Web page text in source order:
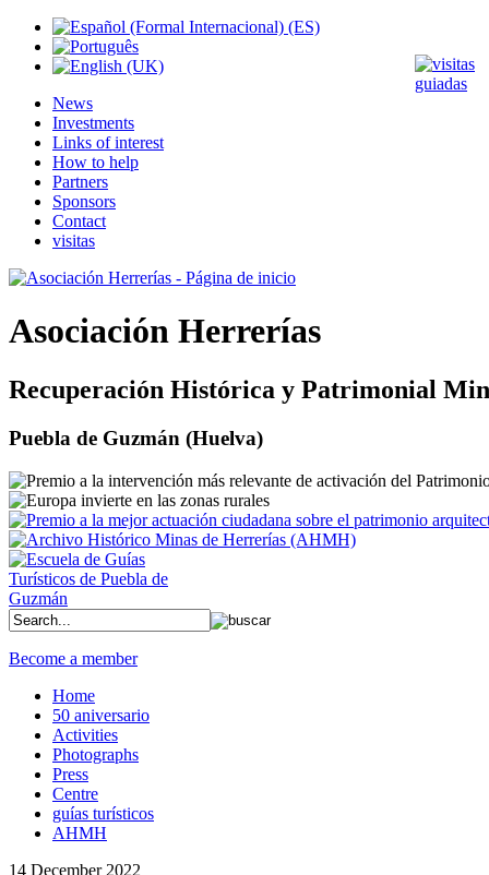
News
Investments
Links of interest
How to help
Partners
Sponsors
Contact
visitas
Asociación Herrerías
Recuperación Histórica y Patrimonial
Puebla de Guzmán (Huelva)
Become a member
Home
50 aniversario
Activities
Photographs
Press
Centre
guías turísticos
AHMH
14 December 2022